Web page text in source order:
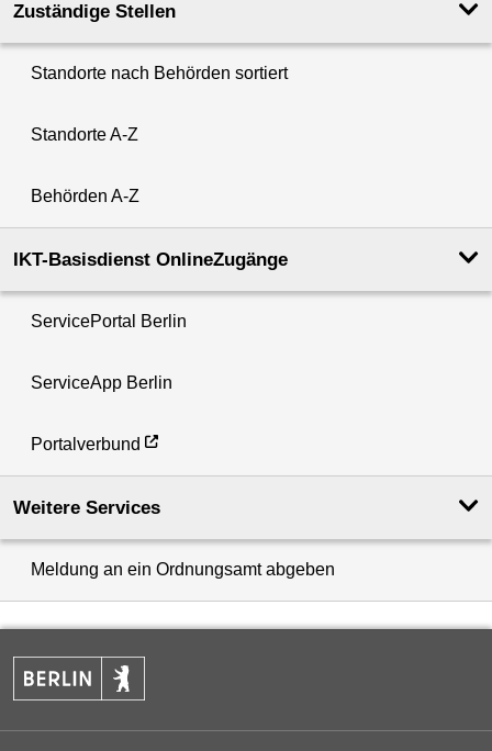
Zuständige Stellen
Standorte nach Behörden sortiert
Standorte A-Z
Behörden A-Z
IKT-Basisdienst OnlineZugänge
ServicePortal Berlin
ServiceApp Berlin
Portalverbund
Weitere Services
Meldung an ein Ordnungsamt abgeben